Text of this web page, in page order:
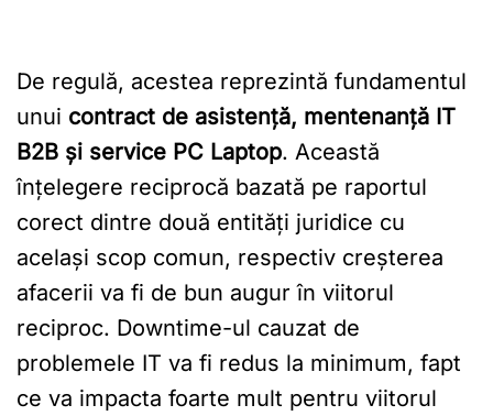
De regulă, acestea reprezintă fundamentul
unui contract de asistență, mentenanță IT
B2B și service PC Laptop. Această
înțelegere reciprocă bazată pe raportul
corect dintre două entități juridice cu
același scop comun, respectiv creșterea
afacerii va fi de bun augur în viitorul
reciproc. Downtime-ul cauzat de
problemele IT va fi redus la minimum, fapt
ce va impacta foarte mult pentru viitorul